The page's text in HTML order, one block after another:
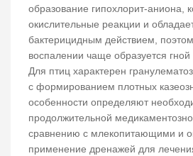
образование гипохлорит-аниона,
окислительные реакции и
бактерицидным действием,
воспалении чаще образуется гной
Для птиц характерен
с формированием плотных
особенности определяют
продолжительной
сравнению с млекопитающими и
применение дренажей для